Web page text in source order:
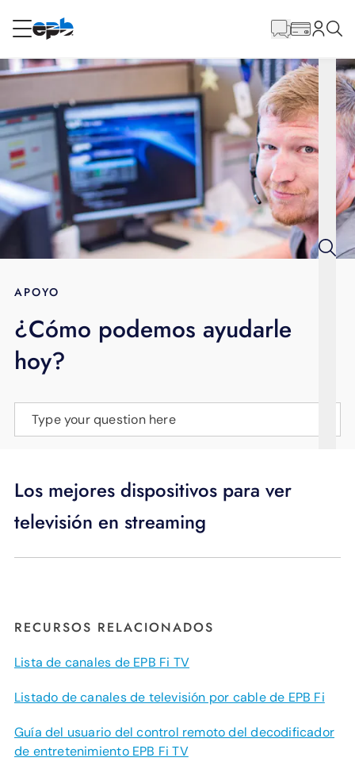
RESIDENCIAL
Internet
Energía
Televisión
BLOG
APOYO
principal
APOYO
¿Cómo podemos ayudarle
hoy?
Type your question here
Los mejores dispositivos para ver
televisión en streaming
RECURSOS RELACIONADOS
Lista de canales de EPB Fi TV
Listado de canales de televisión por cable de EPB Fi
Guía del usuario del control remoto del decodificador
de entretenimiento EPB Fi TV